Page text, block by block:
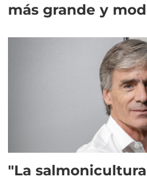
más grande y
"La